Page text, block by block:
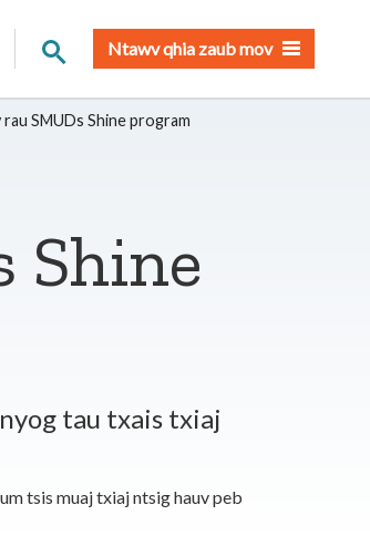
Nrhiav qhov chaw
Ntawv qhia zaub mov
SMUDs Shine program
Shine
tau txais txiaj
tsis muaj txiaj ntsig hauv peb